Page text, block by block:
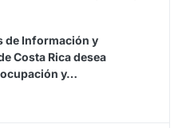
de Información y
Costa Rica desea
y…